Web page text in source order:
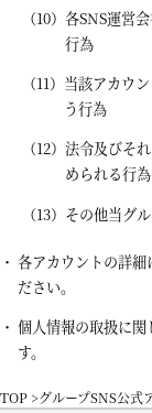
各SNS運営
行為
当該アカウ
う行為
法令及びそ
められる行為
その他当グ
各アカウントの詳細
ださい。
個人情報の取扱に関
す。
TOP グループSNS公式